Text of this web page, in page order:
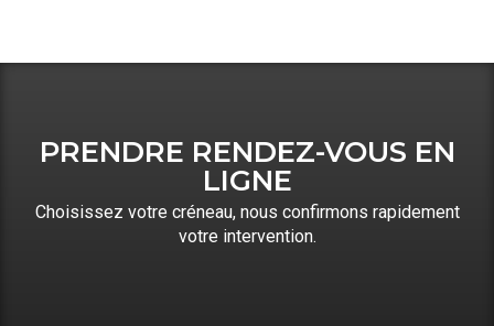
PRENDRE RENDEZ-VOUS EN
LIGNE
Choisissez votre créneau, nous confirmons rapidement
votre intervention.